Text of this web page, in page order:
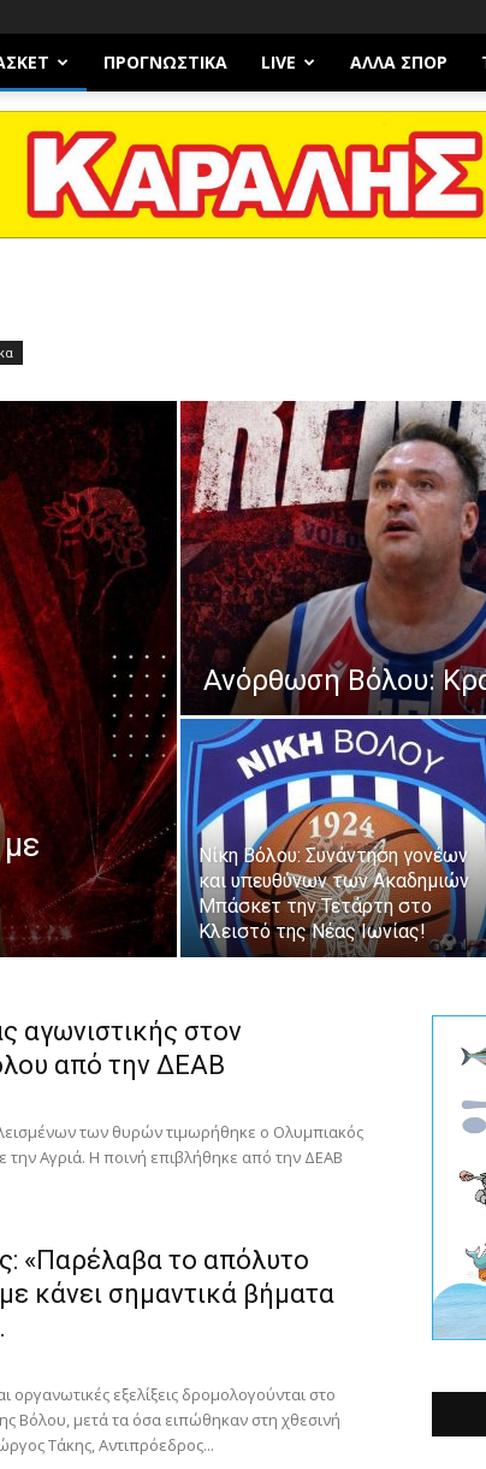
ΠΡΟΓΝΩΣΤΙΚΑ LIVE ΆΛΛΑ ΣΠΟΡ
Ανόρθωση Βόλου:
Νίκη Βόλου: Συνάντηση γονέων
και υπευθύνων των Ακαδημιών
Μπάσκετ την Τετάρτη στο
Κλειστό της Νέας Ιωνίας!
αγωνιστικής στον
από την ΔΕΑΒ
των θυρών τιμωρήθηκε ο Ολυμπιακός
την Αγριά. Η ποινή επιβλήθηκε από την ΔΕΑΒ
«Παρέλαβα το απόλυτο
κάνει σημαντικά βήματα
οργανωτικές εξελίξεις δρομολογούνται στο
Βόλου, μετά τα όσα ειπώθηκαν στη χθεσινή
Τάκης, Αντιπρόεδρος...